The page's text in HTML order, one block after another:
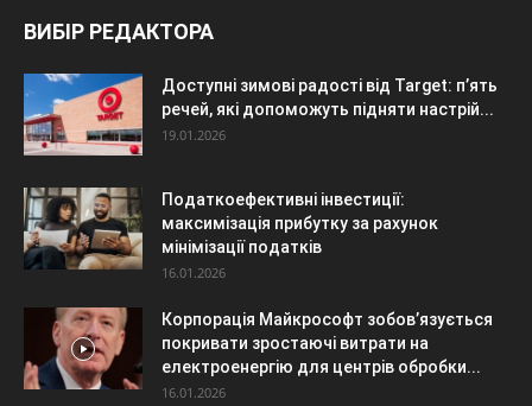
ВИБІР РЕДАКТОРА
Доступні зимові радості від Target: п’ять
речей, які допоможуть підняти настрій...
19.01.2026
Податкоефективні інвестиції:
максимізація прибутку за рахунок
мінімізації податків
16.01.2026
Корпорація Майкрософт зобов’язується
покривати зростаючі витрати на
електроенергію для центрів обробки...
16.01.2026